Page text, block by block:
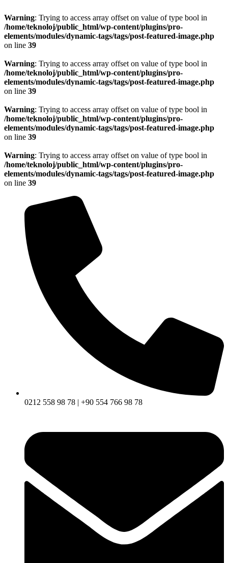
Warning: Trying to access array offset on value of type bool in
/home/teknoloj/public_html/wp-content/plugins/pro-
elements/modules/dynamic-tags/tags/post-featured-image.php
on line 39
Warning: Trying to access array offset on value of type bool in
/home/teknoloj/public_html/wp-content/plugins/pro-
elements/modules/dynamic-tags/tags/post-featured-image.php
on line 39
Warning: Trying to access array offset on value of type bool in
/home/teknoloj/public_html/wp-content/plugins/pro-
elements/modules/dynamic-tags/tags/post-featured-image.php
on line 39
Warning: Trying to access array offset on value of type bool in
/home/teknoloj/public_html/wp-content/plugins/pro-
elements/modules/dynamic-tags/tags/post-featured-image.php
on line 39
0212 558 98 78 | +90 554 766 98 78